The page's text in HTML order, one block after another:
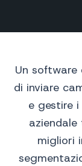
Un
di inviare
e gestire
migliori